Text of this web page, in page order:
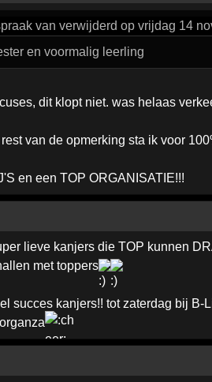
van verwijderd op vrijdag 14
en voormalig leerling
dit klopt niet. was helaas
van de opmerking sta ik voor
en een TOP ORGANISATIE!!!
lieve kanjers die TOP kunnen
met toppers
succes kanjers!! tot zaterdag bij B-